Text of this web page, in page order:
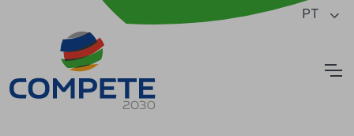
Saltar para o conteúdo principal da página PT